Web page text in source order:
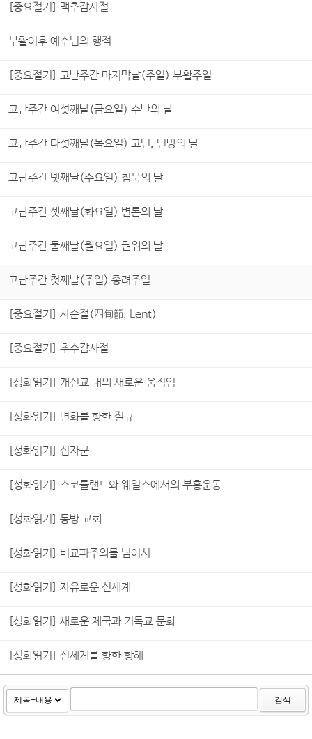
[중요절기] 맥추감사절
부활이후 예수님의 행적
[중요절기] 고난주간 마지막날(주일) 부활주일
고난주간 여섯째날(금요일) 수난의 날
고난주간 다섯째날(목요일) 고민, 민망의 날
고난주간 넷째날(수요일) 침묵의 날
고난주간 셋째날(화요일) 변론의 날
고난주간 둘째날(월요일) 권위의 날
고난주간 첫째날(주일) 종려주일
[중요절기] 사순절(四旬節, Lent)
[중요절기] 추수감사절
[성화읽기] 개신교 내의 새로운 움직임
[성화읽기] 변화를 향한 절규
[성화읽기] 십자군
[성화읽기] 스코틀랜드와 웨일스에서의 부흥운동
[성화읽기] 동방 교회
[성화읽기] 비교파주의를 넘어서
[성화읽기] 자유로운 신세계
[성화읽기] 새로운 제국과 기독교 문화
[성화읽기] 신세계를 향한 항해
검색